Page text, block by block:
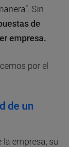
Sin
de
empresa.
por el
de un
empresa, su